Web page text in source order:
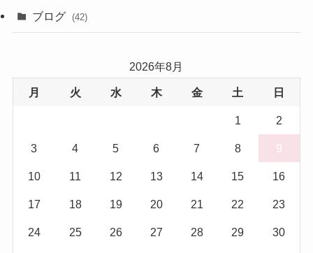
(5)
ブログ (42)
2026年8月
月 火 水 木 金 土 日
1 2
3 4 5 6 7 8 9
10 11 12 13 14 15 16
17 18 19 20 21 22 23
24 25 26 27 28 29 30